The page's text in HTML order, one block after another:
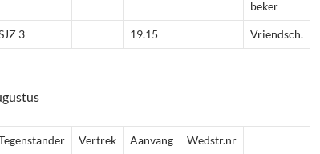
beker
3 19.15 Vriendsch.
Vertrek Aanvang Wedstr.nr